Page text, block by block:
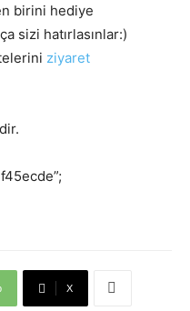
birini hediye
sizi hatırlasınlar:)
ziyaret
X